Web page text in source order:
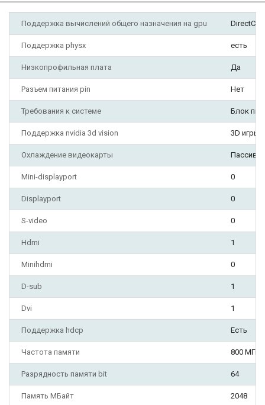
Поддержка вычислений общего назначения на gpu
Поддержка physx есть
Низкопрофильная плата Да
Разъем питания pin Нет
Требования к системе Блок
Поддержка nvidia 3d vision 3D игры,
Охлаждение видеокарты
Mini-displayport 0
Displayport 0
S-video 0
Hdmi 1
Minihdmi 0
D-sub 1
Dvi 1
Поддержка hdcp Есть
Частота памяти 800 МГц
Разрядность памяти bit 64
Память МБайт 2048